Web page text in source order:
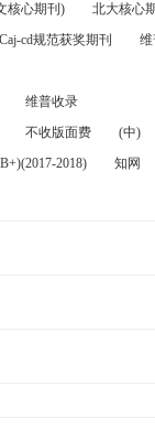
核心期刊)
北大核心
Caj-cd规范获奖期刊
维
维普收录
不收版面费
(中)
2018) 知网